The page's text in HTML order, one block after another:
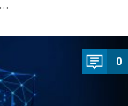
0